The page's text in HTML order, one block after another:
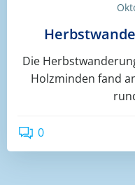
Die
Holzminden fand
0